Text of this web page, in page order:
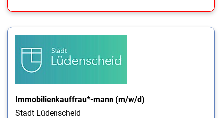
Immobilienkauffrau*-mann (m/w/d)
Stadt Lüdenscheid